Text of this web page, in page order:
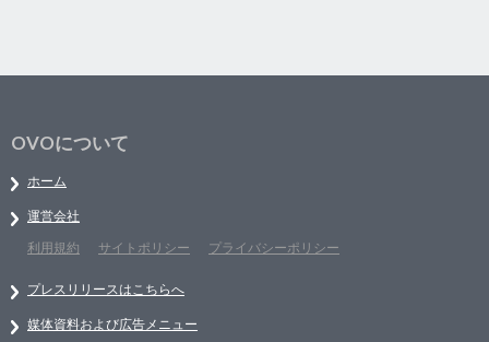
OVOについて
ホーム
運営会社
利用規約
サイトポリシー プライバシーポリシー
プレスリリースはこちらへ
媒体資料および広告メニュー